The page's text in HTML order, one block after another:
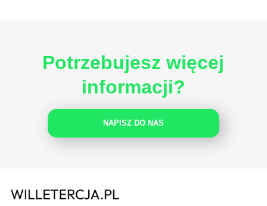
Potrzebujesz więcej
informacji?
NAPISZ DO NAS